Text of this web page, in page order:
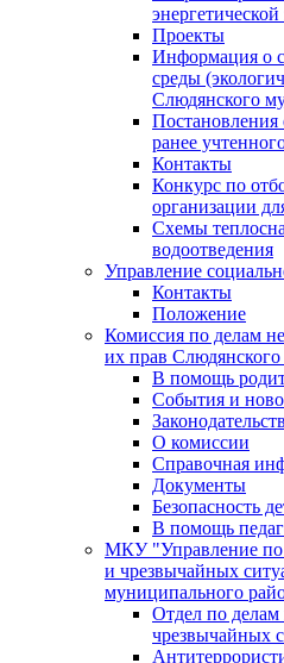
Проекты
Информация о
среды
Слюдянского
Постановления
ранее
Контакты
Конкурс по
организации
Схемы
водоотведения
Управление
Контакты
Положение
Комиссия по делам
их прав
В помощь
События и
О комиссии
Справочная
Документы
Безопасность
В помощь
МКУ "Управление по
и чрезвычайных
муниципального
Отдел по
чрезвычайных